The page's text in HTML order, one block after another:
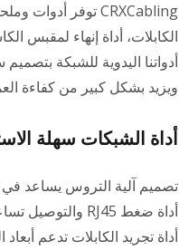
الكابلات، أداة إنهاء لمقبس
أدواتنا اليدوية للشبكة
ويزيد بشكل كبير من كفاءة
أداة الشبكات سهلة
تصميم آلية التروس يساعد
أداة ضغط RJ45 والتوصيل تساعد في توفير الوقت.
أداة تجريد الكابلات تدعم أبعاد الغلاف من